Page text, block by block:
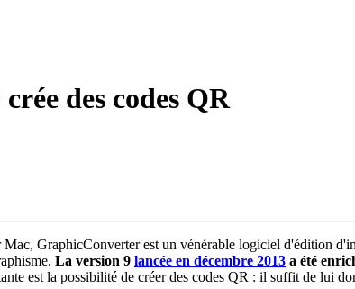
des codes QR
Mac, GraphicConverter est un vénérable logiciel d'édition
La version 9 lancée en décembre 2013 a été
est la possibilité de créer des codes QR : il suffit de lui